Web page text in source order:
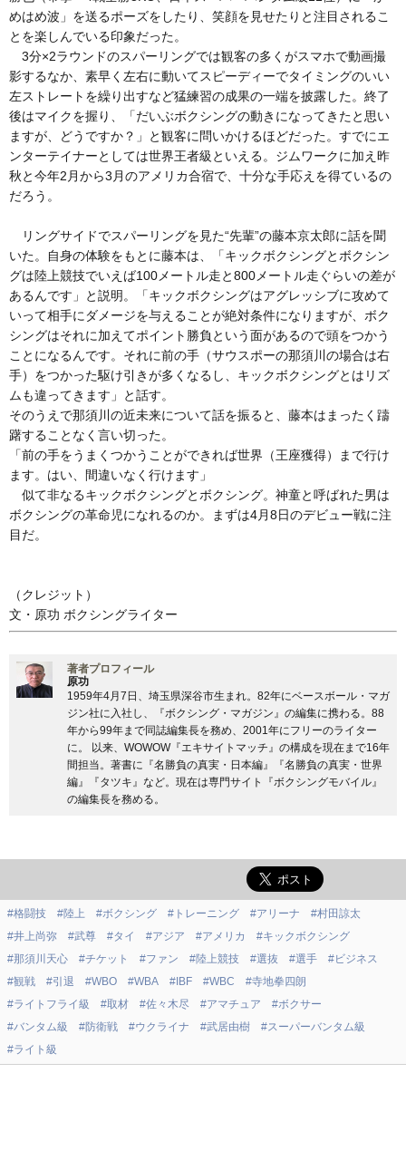
めはめ波」を送るポーズをしたり、笑顔を見せたりと注目されるこ
とを楽しんでいる印象だった。
3分×2ラウンドのスパーリングでは観客の多くがスマホで動画撮
影するなか、素早く左右に動いてスピーディーでタイミングのいい
左ストレートを繰り出すなど猛練習の成果の一端を披露した。終了
後はマイクを握り、「だいぶボクシングの動きになってきたと思い
ますが、どうですか？」と観客に問いかけるほどだった。すでにエ
ンターテイナーとしては世界王者級といえる。ジムワークに加え昨
秋と今年2月から3月のアメリカ合宿で、十分な手応えを得ているの
だろう。
リングサイドでスパーリングを見た“先輩”の藤本京太郎に話を聞
いた。自身の体験をもとに藤本は、「キックボクシングとボクシン
グは陸上競技でいえば100メートル走と800メートル走ぐらいの差が
あるんです」と説明。「キックボクシングはアグレッシブに攻めて
いって相手にダメージを与えることが絶対条件になりますが、ボク
シングはそれに加えてポイント勝負という面があるので頭をつかう
ことになるんです。それに前の手（サウスポーの那須川の場合は右
手）をつかった駆け引きが多くなるし、キックボクシングとはリズ
ムも違ってきます」と話す。
そのうえで那須川の近未来について話を振ると、藤本はまったく躊
躇することなく言い切った。
「前の手をうまくつかうことができれば世界（王座獲得）まで行け
ます。はい、間違いなく行けます」
似て非なるキックボクシングとボクシング。神童と呼ばれた男は
ボクシングの革命児になれるのか。まずは4月8日のデビュー戦に注
目だ。
（クレジット）
文・原功 ボクシングライター
著者プロフィール
原功
1959年4月7日、埼玉県深谷市生まれ。82年にベースボール・マガ
ジン社に入社し、『ボクシング・マガジン』の編集に携わる。88
年から99年まで同誌編集長を務め、2001年にフリーのライター
に。 以来、WOWOW『エキサイトマッチ』の構成を現在まで16年
間担当。著書に『名勝負の真実・日本編』『名勝負の真実・世界
編』『タツキ』など。現在は専門サイト『ボクシングモバイル』
の編集長を務める。
#格闘技 #陸上 #ボクシング #トレーニング #アリーナ
#村田諒太
#井上尚弥
#武尊 #タイ #アジア #アメリカ
#キックボクシング
#那須川天心
#チケット #ファン #陸上競技 #選抜 #選手
#ビジネス
#観戦
#引退 #WBO #WBA #IBF #WBC
#寺地拳四朗
#ライトフライ級
#取材 #佐々木尽 #アマチュア
#ボクサー
#バンタム級
#防衛戦 #ウクライナ #武居由樹
#スーパーバンタム級
#ライト級